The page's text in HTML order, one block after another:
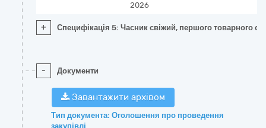
2026
+ Специфікація 5: Часник свіжий, першого товарного
- Документи
Завантажити архівом
Тип документа: Оголошення про проведення
закупівлі